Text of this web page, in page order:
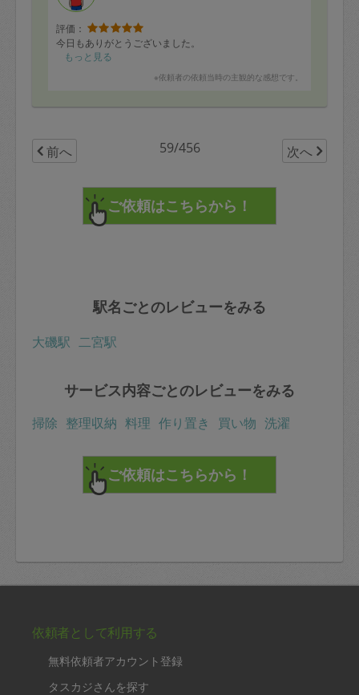
評価：
今日もありがとうございました。
もっと見る
※依頼者の依頼当時の主観的な感想です。
前へ 59/456 次へ
駅名ごとのレビューをみる
大磯駅 二宮駅
サービス内容ごとのレビューをみる
掃除 整理収納 料理 作り置き 買い物 洗濯
依頼者として利用する
無料依頼者アカウント登録
タスカジさんを探す